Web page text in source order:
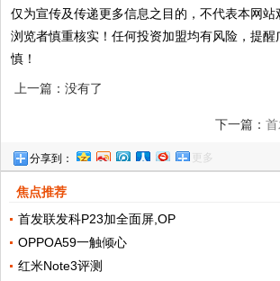
仅为宣传及传递更多信息之目的，不代表本网
浏览者慎重核实！任何投资加盟均有风险，提
慎！
上一篇：没有了
下一篇：
分享到： 更多
焦点推荐
首发联发科P23加全面屏,OP
OPPOA59一触倾心
红米Note3评测